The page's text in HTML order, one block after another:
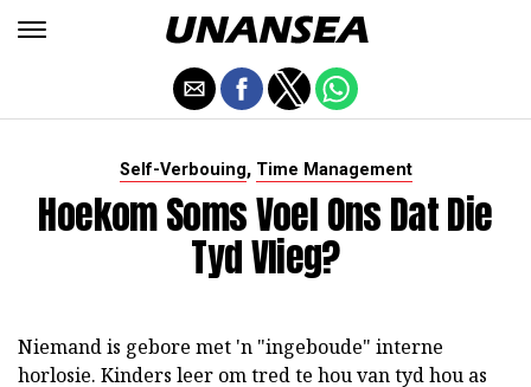
Self-Verbouing, Time Management
Hoekom Soms Voel Ons Dat Die
Tyd Vlieg?
Niemand is gebore met 'n "ingeboude" interne
horlosie. Kinders leer om tred te hou van tyd hou as